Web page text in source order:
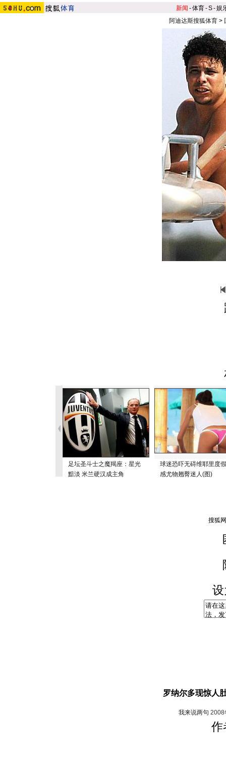
新闻 -体育-S-娱
阿迪达斯搜狐体育>
足坛圣斗士之魔羯座：星光
黯淡 米兰硬汉成主角
球迷恐吓无碍维耶里度
感尤物翘臀迷人(图)
罗纳尔多现惊人
我来说两句 2008
作